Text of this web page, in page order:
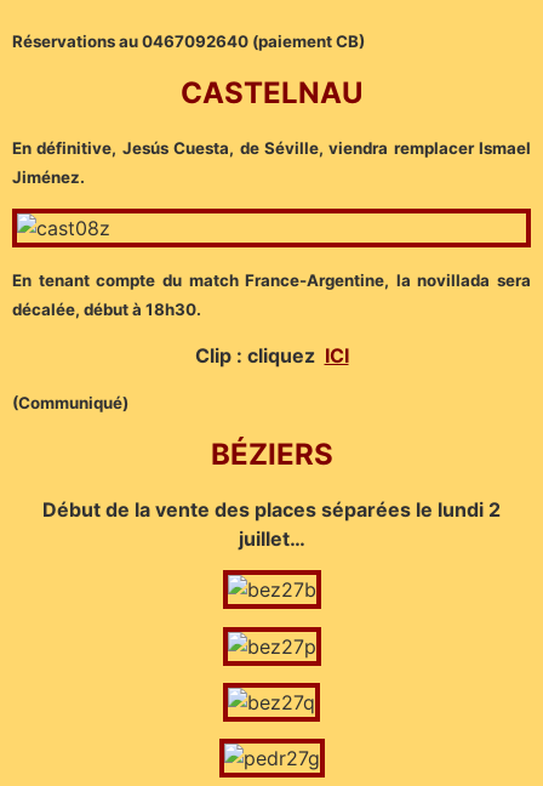
Réservations au 0467092640 (paiement CB)
CASTELNAU
En définitive, Jesús Cuesta, de Séville, viendra remplacer Ismael
Jiménez.
En tenant compte du match France-Argentine, la novillada sera
décalée, début à 18h30.
Clip : cliquez ICI
(Communiqué)
BÉZIERS
Début de la vente des places séparées le lundi 2
juillet…